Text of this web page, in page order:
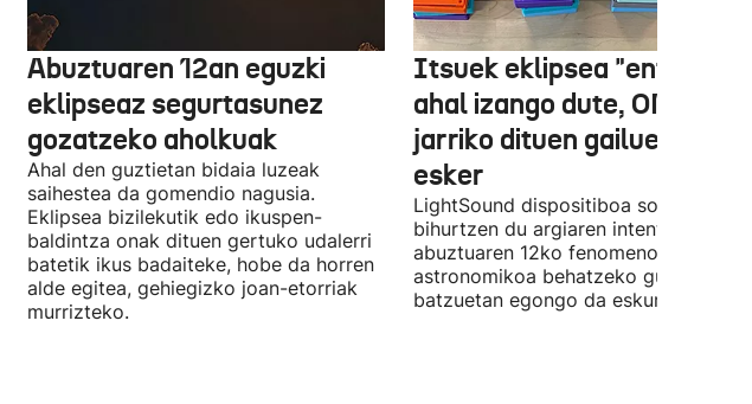
Abuztuaren 12an eguzki
eklipseaz segurtasunez
gozatzeko aholkuak
Ahal den guztietan bidaia luzeak
saihestea da gomendio nagusia.
Eklipsea bizilekutik edo ikuspen-
baldintza onak dituen gertuko udalerri
batetik ikus badaiteke, hobe da horren
alde egitea, gehiegizko joan-etorriak
murrizteko.
Itsuek eklipsea "entzun"
ahal izango dute, ONCEk
jarriko dituen gailue
esker
LightSound dispositiboa soinu
bihurtzen du argiaren intentsitatea,
abuztuaren 12ko fenomeno
astronomikoa behatzeko gune
batzuetan egongo da eskuragarri.